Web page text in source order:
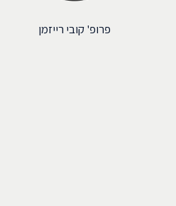
פרופ' קובי רייזמן